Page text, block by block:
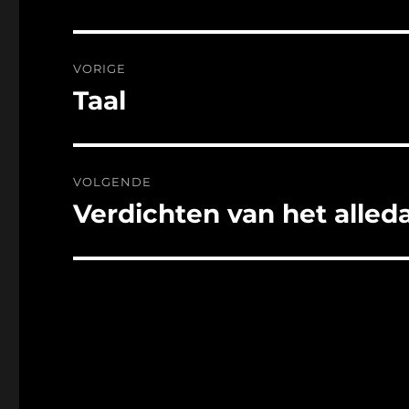
navigatie
VORIGE
Vorig
Taal
VOLGENDE
Volgend
Verdichten van het